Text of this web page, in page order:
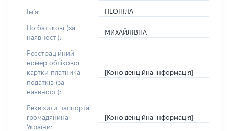
Імʼя: НЕОНІЛА
По батькові (за
наявності):
МИХАЙЛІВНА
Реєстраційний
номер облікової
картки платника
податків (за
наявності):
[Конфіденційна інформація]
Реквізити паспорта
громадянина
України:
[Конфіденційна інформація]